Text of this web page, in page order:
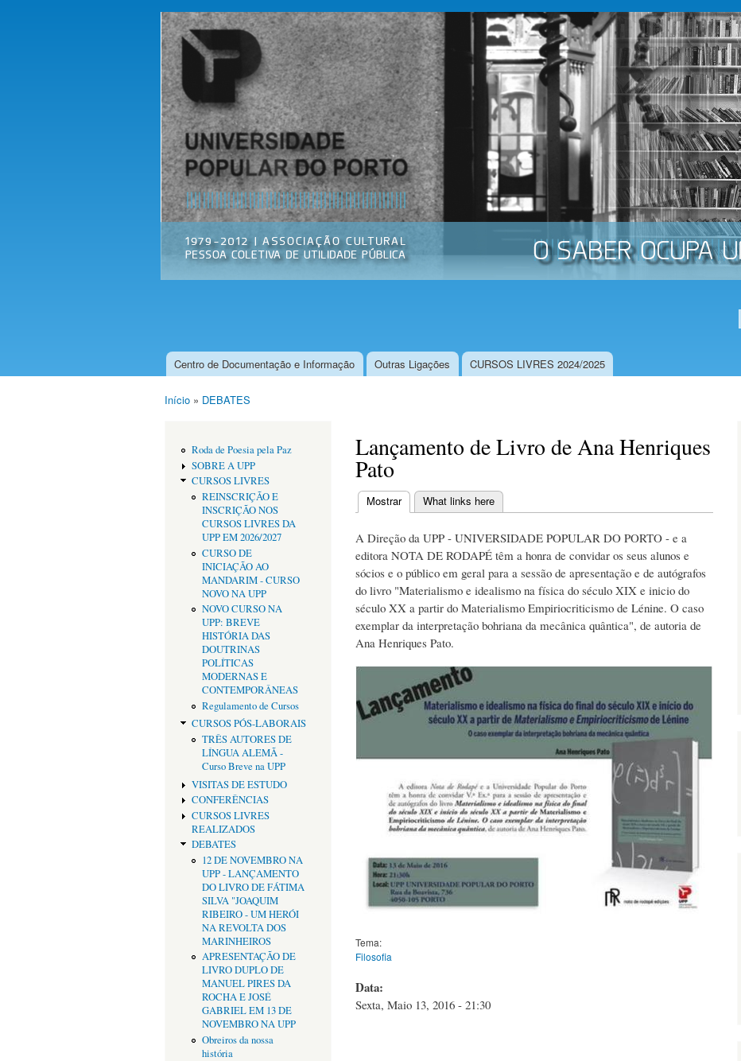
Passar
para o
conteúdo
principal
Universidade
Popular do
Porto
Associação
Cultural
Menu principal
Centro de Documentação e Informação Outras Ligações CURSOS LIVRES 2024/2025
Início » DEBATES
Roda de Poesia pela Paz
SOBRE A UPP
CURSOS LIVRES
REINSCRIÇÃO E
INSCRIÇÃO NOS
CURSOS LIVRES DA
UPP EM 2026/2027
CURSO DE
INICIAÇÃO AO
MANDARIM - CURSO
NOVO NA UPP
NOVO CURSO NA
UPP: BREVE
HISTÓRIA DAS
DOUTRINAS
POLÍTICAS
MODERNAS E
CONTEMPORÂNEAS
Regulamento de Cursos
CURSOS PÓS-LABORAIS
TRÊS AUTORES DE
LÍNGUA ALEMÃ -
Curso Breve na UPP
VISITAS DE ESTUDO
CONFERÊNCIAS
CURSOS LIVRES
REALIZADOS
DEBATES
12 DE NOVEMBRO NA
UPP - LANÇAMENTO
DO LIVRO DE FÁTIMA
SILVA "JOAQUIM
RIBEIRO - UM HERÓI
NA REVOLTA DOS
MARINHEIROS
APRESENTAÇÃO DE
LIVRO DUPLO DE
MANUEL PIRES DA
ROCHA E JOSÉ
GABRIEL EM 13 DE
NOVEMBRO NA UPP
Obreiros da nossa
história
Lançamento de Livro de Ana Henriques
Pato
Separadores primários
Mostrar(separador ativo)
What links here
A Direção da UPP - UNIVERSIDADE POPULAR DO PORTO - e a
editora NOTA DE RODAPÉ têm a honra de convidar os seus alunos e
sócios e o público em geral para a sessão de apresentação e de autógrafos
do livro "Materialismo e idealismo na física do século XIX e inicio do
século XX a partir do Materialismo Empiriocriticismo de Lénine. O caso
exemplar da interpretação bohriana da mecânica quântica", de autoria de
Ana Henriques Pato.
Tema:
Filosofia
Data:
Sexta, Maio 13, 2016 - 21:30